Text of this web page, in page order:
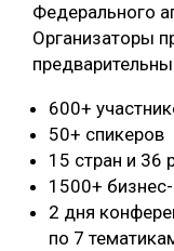
Федерального
Организаторы
600+
50+ спикеров
15 стран и 36
1500+
2 дня
по 7